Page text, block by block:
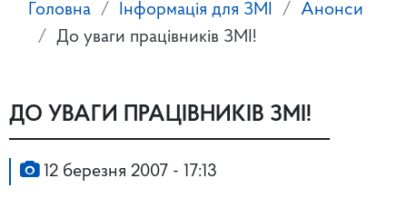
Головна Інформація для ЗМІ
Анонси
До уваги працівників ЗМІ!
ДО УВАГИ ПРАЦІВНИКІВ ЗМІ!
12 березня 2007 - 17:13